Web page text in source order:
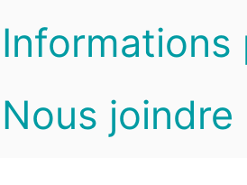
Informations
Nous joindre